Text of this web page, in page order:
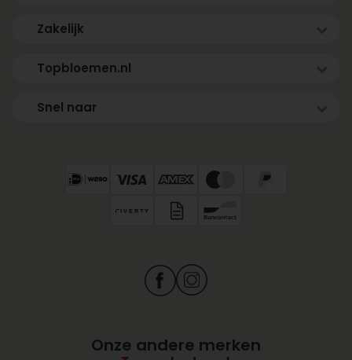
Zakelijk
Topbloemen.nl
Snel naar
Onze andere merken